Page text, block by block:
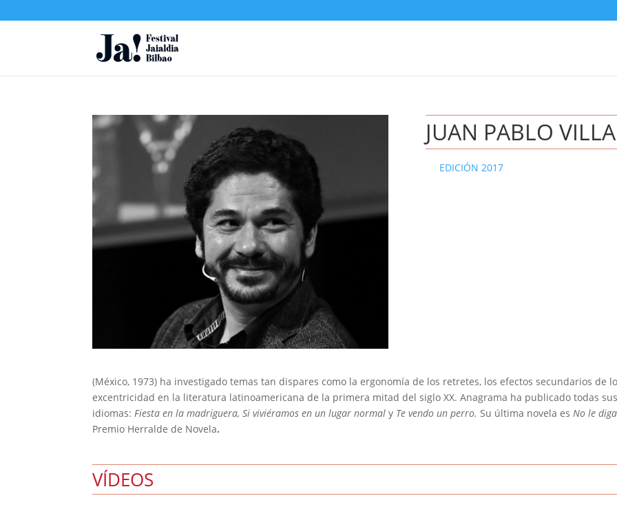
JUAN PABLO
EDICIÓN 2017
(México, 1973) ha investigado temas tan dispares como la ergonomía de los retretes, los efectos secundarios
excentricidad en la literatura latinoamericana de la primera mitad del siglo XX. Anagrama ha publicado todas
idiomas: Fiesta en la madriguera, Si viviéramos en un lugar normaly Te vendo un perro. Su última novela es No le
Premio Herralde de Novela.
VÍDEOS